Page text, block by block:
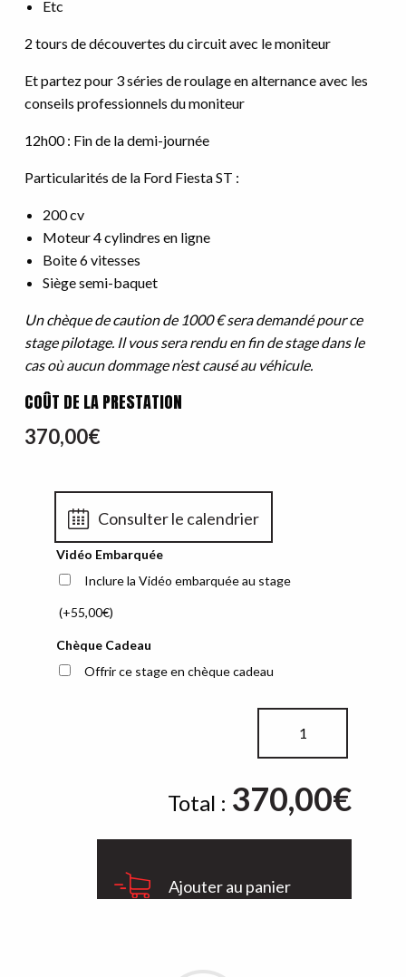
Etc
2 tours de découvertes du circuit avec le moniteur
Et partez pour 3 séries de roulage en alternance avec les
conseils professionnels du moniteur
12h00 : Fin de la demi-journée
Particularités de la Ford Fiesta ST :
200 cv
Moteur 4 cylindres en ligne
Boite 6 vitesses
Siège semi-baquet
Un chèque de caution de 1000 € sera demandé pour ce
stage pilotage. Il vous sera rendu en fin de stage dans le
cas où aucun dommage n’est causé au véhicule.
COÛT DE LA PRESTATION
370,00€
Consulter le calendrier
Vidéo Embarquée
Inclure la Vidéo embarquée au stage
(+55,00€)
Chèque Cadeau
Offrir ce stage en chèque cadeau
Pilotage
1/2
journée
Total : 370,00€
Ajouter au panier